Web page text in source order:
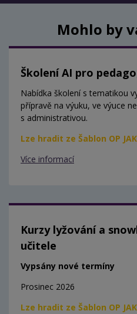
Mohlo by
Školení AI pro
Nabídka školení s tematikou
přípravě na výuku, ve výuce
s administrativou.
Lze hradit ze Šablon OP JAK
Více informací
Kurzy lyžování a
učitele
Vypsány nové termíny
Prosinec 2026
Lze hradit ze Šablon OP JAK